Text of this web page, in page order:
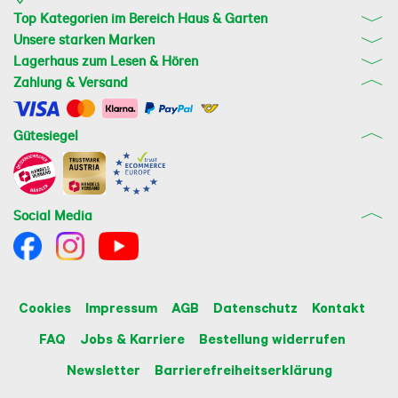
Um den Pflanzen ideale Bedingungen zu schaffen
wird die Verwendung spezieller Pflanzsubstrate
empfohlen. Für den Anbau von Obst und Gemüse
eignet sich VEGGIEPON am besten, für Sträucher
oder Blumen bietet TERRAPON die beste Basis.
Zimmerpflanzen haben mit LECHUZA-PON die
idealen Wachstumsbedingungen.  Zur Vorbeugung
von Staunässe verwenden Sie bitte LECHUZA-PON
als Drainageschicht (bereits im Lieferumfang
enthalten).
Farb- und Größenvielfalt
Das Gefäß PALO Natural Wood 80 wide high
Eukalyptusholz ist in zwei verschiedenen Höhen und
als Pflanzsäule oder Pflanzwürfel erhältlich.
Top Kategorien im Bereich Haus & Garten
Unsere starken Marken
Lagerhaus zum Lesen & Hören
Zahlung & Versand
Gütesiegel
Social Media
Cookies Impressum AGB Datenschutz
Kontakt
FAQ
Jobs & Karriere
Bestellung widerrufen
Newsletter
Barrierefreiheitserklärung